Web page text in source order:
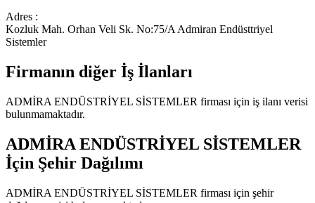
Adres :
Kozluk Mah. Orhan Veli Sk. No:75/A Admiran Endüsttriyel
Sistemler
Firmanın diğer İş İlanları
ADMİRA ENDÜSTRİYEL SİSTEMLER firması için iş ilanı verisi
bulunmamaktadır.
ADMİRA ENDÜSTRİYEL SİSTEMLER
İçin Şehir Dağılımı
ADMİRA ENDÜSTRİYEL SİSTEMLER firması için şehir